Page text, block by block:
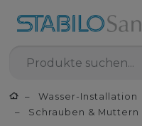
Wasser-Installation
Schrauben & Muttern